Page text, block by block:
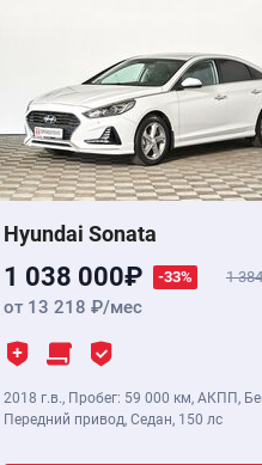
Hyundai Sonata
1 038 000 -33% 1
от 13 218 /мес
2018 г.в., Пробег: 59 000 км, АКПП,
Передний привод, Седан, 150 лс